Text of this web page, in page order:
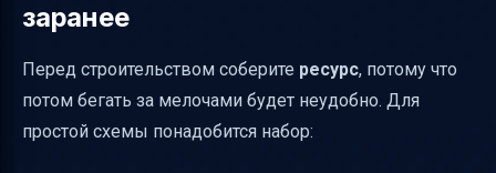
заранее
Перед строительством соберите ресурс, потому что
потом бегать за мелочами будет неудобно. Для
простой схемы понадобится набор: